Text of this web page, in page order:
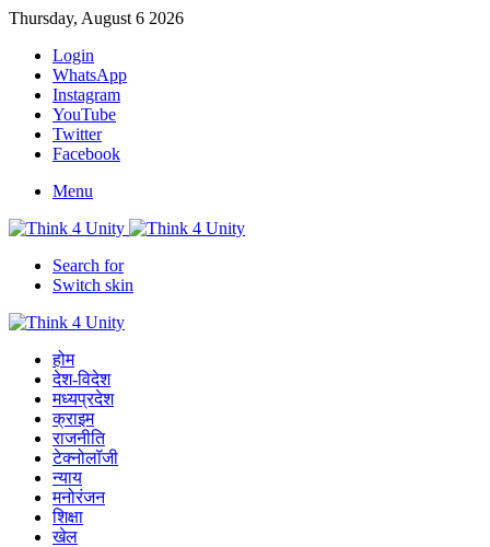
Thursday, August 6 2026
Login
WhatsApp
Instagram
YouTube
Twitter
Facebook
Menu
Search for
Switch skin
होम
देश-विदेश
मध्यप्रदेश
क्राइम
राजनीति
टेक्नोलॉजी
न्याय
मनोरंजन
शिक्षा
खेल